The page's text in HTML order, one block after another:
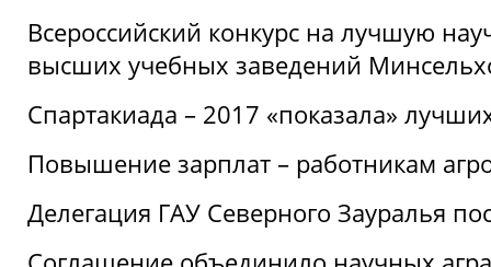
Всероссийский конкурс на лучшую
высших учебных заведений
Спартакиада – 2017 «показала»
Повышение зарплат – работникам
Делегация ГАУ Северного Зауралья